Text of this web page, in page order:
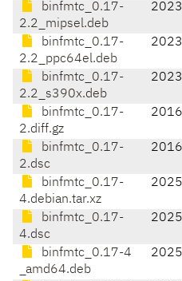
binfmtc_0.17-
2.2_mipsel.deb
binfmtc_0.17-
2.2_ppc64el.deb
binfmtc_0.17-
2.2_s390x.deb
binfmtc_0.17-
2.diff.gz
binfmtc_0.17-
2.dsc
binfmtc_0.17-
4.debian.tar.xz
binfmtc_0.17-
4.dsc
binfmtc_0.17-4
_amd64.deb